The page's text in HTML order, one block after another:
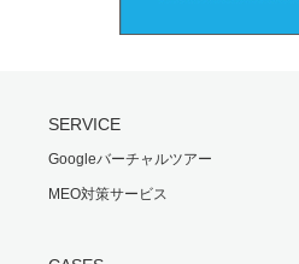
SERVICE
Googleバーチャルツアー
MEO対策サービス